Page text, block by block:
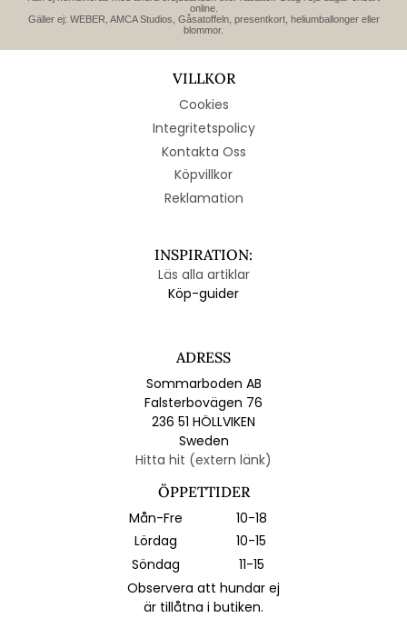
online.
Gäller ej: WEBER, AMCA Studios, Gåsatoffeln, presentkort, heliumballonger eller
blommor.
VILLKOR
Cookies
Integritetspolicy
Kontakta Oss
Köpvillkor
Reklamation
INSPIRATION:
Läs alla artiklar
Köp-guider
ADRESS
Sommarboden AB
Falsterbovägen 76
236 51 HÖLLVIKEN
Sweden
Hitta hit (extern länk)
ÖPPETTIDER
Mån-Fre
10-18
Lördag
10-15
Söndag
11-15
Observera att hundar ej
är tillåtna i butiken.